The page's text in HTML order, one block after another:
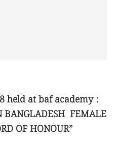
held at baf academy :
BANGLADESH FEMALE
OF HONOUR”